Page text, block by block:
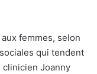
femmes, selon
qui tendent
clinicien Joanny